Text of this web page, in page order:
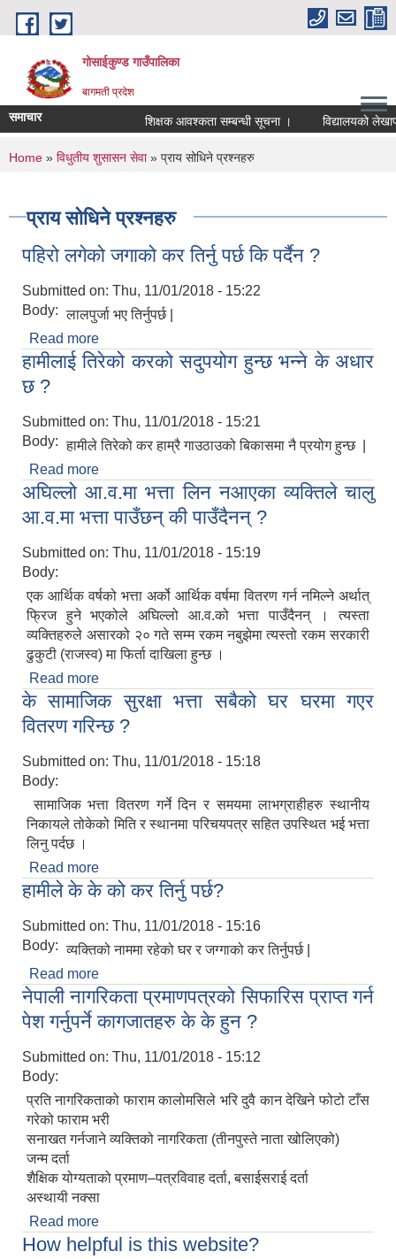
Skip to main content
गोसाईकुण्ड गाउँपालिका
बागमती प्रदेश
समाचार शिक्षक आवश्कता सम्बन्धी सूचना । विद्यालयको
You are here
Home » विधुतीय शुसासन सेवा» प्राय सोधिने प्रश्नहरु
प्राय सोधिने प्रश्नहरु
पहिरो लगेको जगाको कर तिर्नु पर्छ कि पर्दैन ?
Submitted on: Thu, 11/01/2018 - 15:22
Body: लालपुर्जा भए तिर्नुपर्छ |
Read more
हामीलाई तिरेको करको सदुपयोग हुन्छ भन्ने के अधार
छ ?
Submitted on: Thu, 11/01/2018 - 15:21
Body: हामीले तिरेको कर हाम्रै गाउठाउको बिकासमा नै प्रयोग हुन्छ |
Read more
छ ?
अघिल्लो आ.व.मा भत्ता लिन नआएका व्यक्तिले चालु
आ.व.मा भत्ता पाउँछन् की पाउँदैनन् ?
Submitted on: Thu, 11/01/2018 - 15:19
Body:
एक आर्थिक वर्षको भत्ता अर्को आर्थिक वर्षमा वितरण गर्न नमिल्ने अर्थात्
फ्रिज हुने भएकोले अघिल्लो आ.व.को भत्ता पाउँदैनन् । त्यस्ता
व्यक्तिहरुले असारको २० गते सम्म रकम नबुझेमा त्यस्तो रकम सरकारी
ढुकुटी (राजस्व) मा फिर्ता दाखिला हुन्छ ।
Read more
आ.व.मा भत्ता पाउँछन् की पाउँदैनन् ?
के सामाजिक सुरक्षा भत्ता सबैको घर घरमा गएर
वितरण गरिन्छ ?
Submitted on: Thu, 11/01/2018 - 15:18
Body:
सामाजिक भत्ता वितरण गर्ने दिन र समयमा लाभग्राहीहरु स्थानीय
निकायले तोकेको मिति र स्थानमा परिचयपत्र सहित उपस्थित भई भत्ता
लिनु पर्दछ ।
Read more
वितरण गरिन्छ ?
हामीले के के को कर तिर्नु पर्छ?
Submitted on: Thu, 11/01/2018 - 15:16
Body: व्यक्तिको नाममा रहेको घर र जग्गाको कर तिर्नुपर्छ |
Read more
नेपाली नागरिकता प्रमाणपत्रको सिफारिस प्राप्त गर्न
पेश गर्नुपर्ने कागजातहरु के के हुन ?
Submitted on: Thu, 11/01/2018 - 15:12
Body:
प्रति नागरिकताको फाराम कालोमसिले भरि दुवै कान देखिने फोटो टाँस
गरेको फाराम भरी
सनाखत गर्नजाने व्यक्तिको नागरिकता (तीनपुस्ते नाता खोलिएको)
जन्म दर्ता
शैक्षिक योग्यताको प्रमाण–पत्रविवाह दर्ता, बसाईसराई दर्ता
अस्थायी नक्सा
Read more
पेश गर्नुपर्ने कागजातहरु के के हुन ?
How helpful is this website?